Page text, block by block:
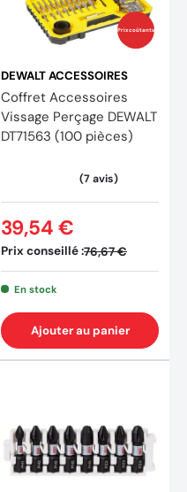
Prix coûtants
DEWALT ACCESSOIRES
Coffret Accessoires
Vissage Perçage DEWALT
DT71563 (100 pièces)
Prix conseillé :76,67 €
39,54 €
En stock
Ajouter au panier